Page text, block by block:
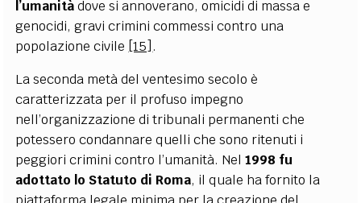
l’umanitàdove si annoverano, omicidi di massa e
genocidi, gravi crimini commessi contro una
popolazione civile [15] .
La seconda metà del ventesimo secolo è
caratterizzata per il profuso impegno
nell’organizzazione di tribunali permanenti che
potessero condannare quelli che sono ritenuti i
peggiori crimini contro l’umanità. Nel1998 fu
adottato lo Statuto di Roma, il quale ha fornito la